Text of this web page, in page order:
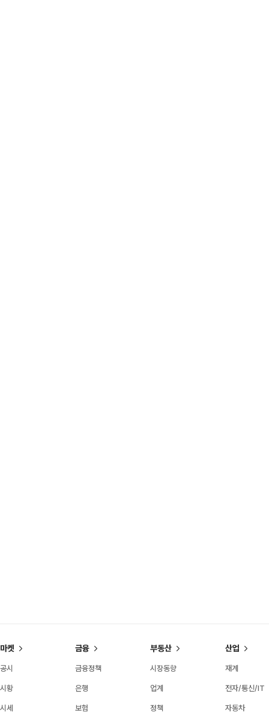
마켓
공시
시황
시세
금융
금융정책
은행
보험
부동산
시장동향
업계
정책
산업
재계
전자/통신/IT
자동차